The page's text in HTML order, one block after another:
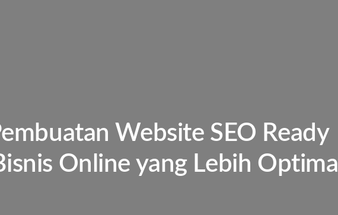
Website SEO Ready
Online yang Lebih Optimal